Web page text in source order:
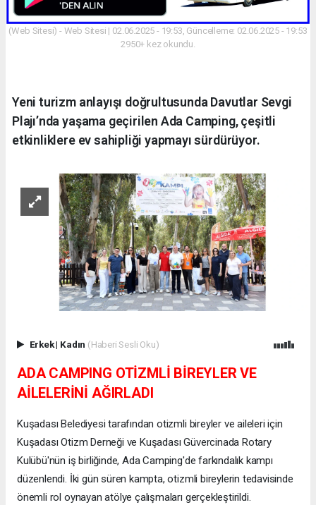
(Web Sitesi) - Web Sitesi | 02.06.2025 - 19:53, Güncelleme: 02.06.2025 - 19:53
2950+ kez okundu.
Yeni turizm anlayışı doğrultusunda Davutlar Sevgi
Plajı’nda yaşama geçirilen Ada Camping, çeşitli
etkinliklere ev sahipliği yapmayı sürdürüyor.
Erkek| Kadın (Haberi Sesli Oku)
ADA CAMPING OTİZMLİ BİREYLER VE
AİLELERİNİ AĞIRLADI
Kuşadası Belediyesi tarafından otizmli bireyler ve aileleri için
Kuşadası Otizm Derneği ve Kuşadası Güvercinada Rotary
Kulübü'nün iş birliğinde, Ada Camping'de farkındalık kampı
düzenlendi. İki gün süren kampta, otizmli bireylerin tedavisinde
önemli rol oynayan atölye çalışmaları gerçekleştirildi.